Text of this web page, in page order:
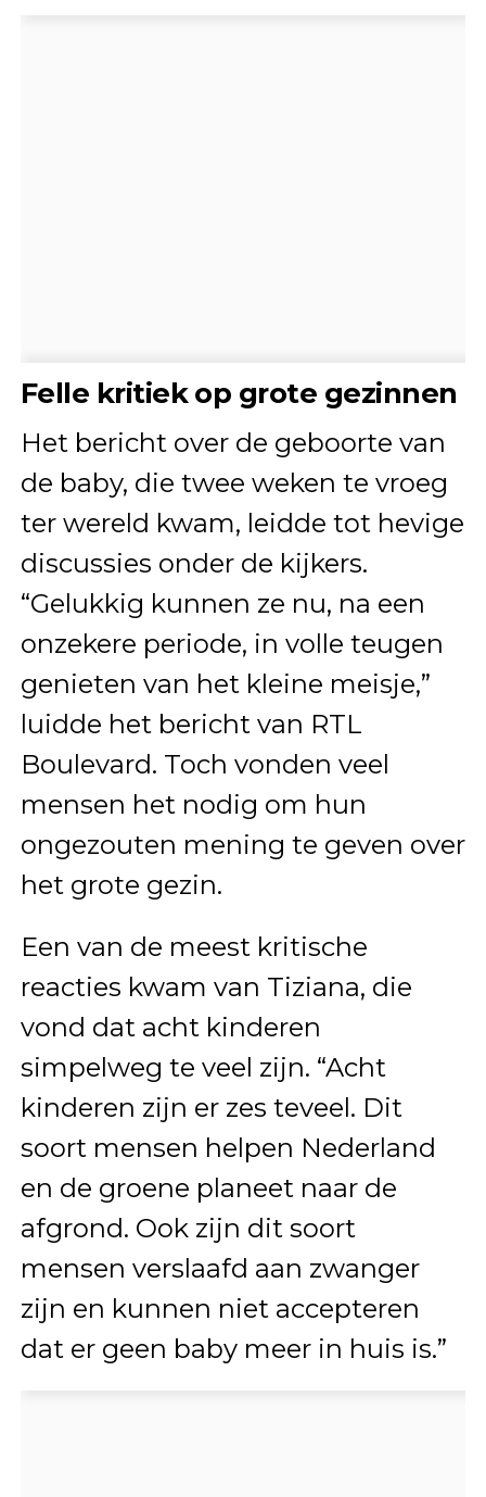
Felle kritiek op grote gezinnen
Het bericht over de geboorte van
de baby, die twee weken te vroeg
ter wereld kwam, leidde tot hevige
discussies onder de kijkers.
“Gelukkig kunnen ze nu, na een
onzekere periode, in volle teugen
genieten van het kleine meisje,”
luidde het bericht van RTL
Boulevard. Toch vonden veel
mensen het nodig om hun
ongezouten mening te geven over
het grote gezin.
Een van de meest kritische
reacties kwam van Tiziana, die
vond dat acht kinderen
simpelweg te veel zijn. “Acht
kinderen zijn er zes teveel. Dit
soort mensen helpen Nederland
en de groene planeet naar de
afgrond. Ook zijn dit soort
mensen verslaafd aan zwanger
zijn en kunnen niet accepteren
dat er geen baby meer in huis is.”